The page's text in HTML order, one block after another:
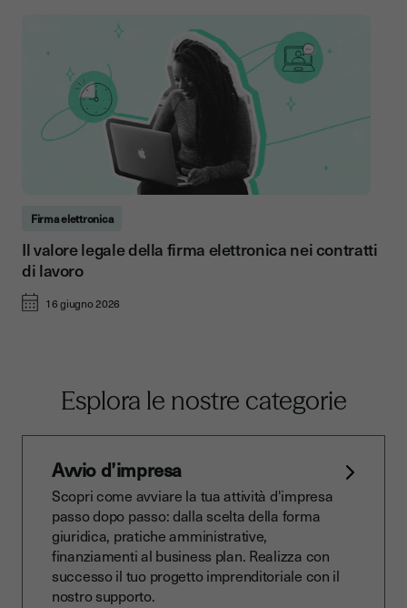
Firma elettronica
Il valore legale della firma elettronica nei contratti
di lavoro
16 giugno 2026
Esplora le nostre categorie
Avvio d’impresa
Scopri come avviare la tua attività d'impresa
passo dopo passo: dalla scelta della forma
giuridica, pratiche amministrative,
finanziamenti al business plan. Realizza con
successo il tuo progetto imprenditoriale con il
nostro supporto.